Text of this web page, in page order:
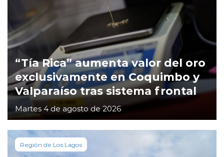
“Tía Rica” aumenta valor del oro
exclusivamente en Coquimbo y
Valparaíso tras sistema frontal
Martes 4 de agosto de 2026
Región de Los Lagos